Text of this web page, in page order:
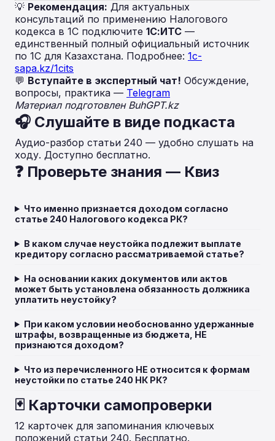
💡 Рекомендация: Для актуальных
консультаций по применению Налогового
кодекса в 1С подключите 1С:ИТС —
единственный полный официальный источник
по 1С для Казахстана. Подробнее: 1c-
sapa.kz/1cits
💬 Вступайте в экспертный чат! Обсуждение,
вопросы, практика — Telegram
Материал подготовлен BuhGPT.kz
🎧 Слушайте в виде подкаста
Аудио-разбор статьи 240 — удобно слушать на
ходу. Доступно бесплатно.
❓ Проверьте знания — Квиз
Что именно признается доходом согласно
статье 240 Налогового кодекса РК?
В каком случае неустойка подлежит выплате
кредитору согласно рассматриваемой статье?
На основании каких документов или актов
может быть установлена обязанность должника
уплатить неустойку?
При каком условии необоснованно удержанные
штрафы, возвращенные из бюджета, НЕ
признаются доходом?
Что из перечисленного НЕ относится к формам
неустойки по статье 240 НК РК?
🃏 Карточки самопроверки
12 карточек для запоминания ключевых
положений статьи 240. Бесплатно.